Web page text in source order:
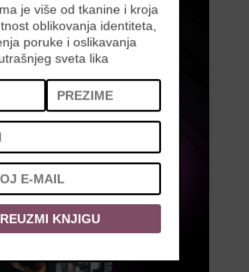
je više od tkanine i kroja
oblikovanja identiteta,
poruke i oslikavanja
sveta lika
KNJIGU